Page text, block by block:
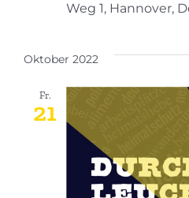
Weg 1, Hannover,
Oktober 2022
Fr.
21